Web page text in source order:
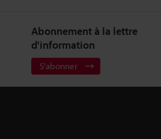
Abonnement à la lettre
d'information
S'abonner